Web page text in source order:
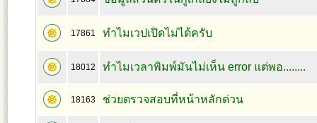
17861 ทำไมเวปเปิดไม่ได้ครับ
18012 ทำไมเวลาพิมพ์มันไม่เห็น error แต่พอ........
18163 ช่วยตรวจสอบที่หน้าหลักด่วน